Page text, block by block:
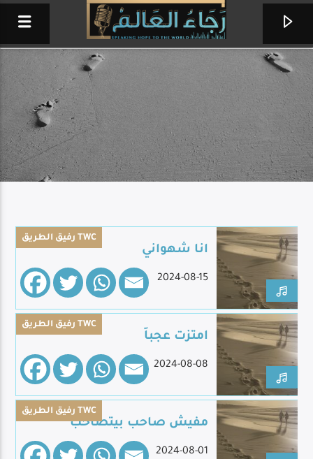
لما دعاني ربي
مينا حليم
Live Broadcast
رفيق الطريق TWC
انا شهواني
2024-08-15
رفيق الطريق TWC
امتزت عجباً
2024-08-08
رفيق الطريق TWC
مفيش صاحب بيتصاحب
2024-08-01